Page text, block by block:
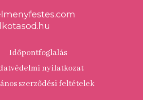
Időpontfoglalás
nyilatkozat
szerződési feltételek